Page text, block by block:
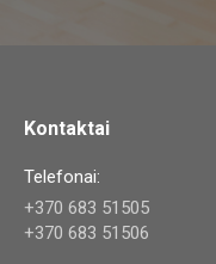
Kontaktai
Telefonai:
+370 683 51505
+370 683 51506